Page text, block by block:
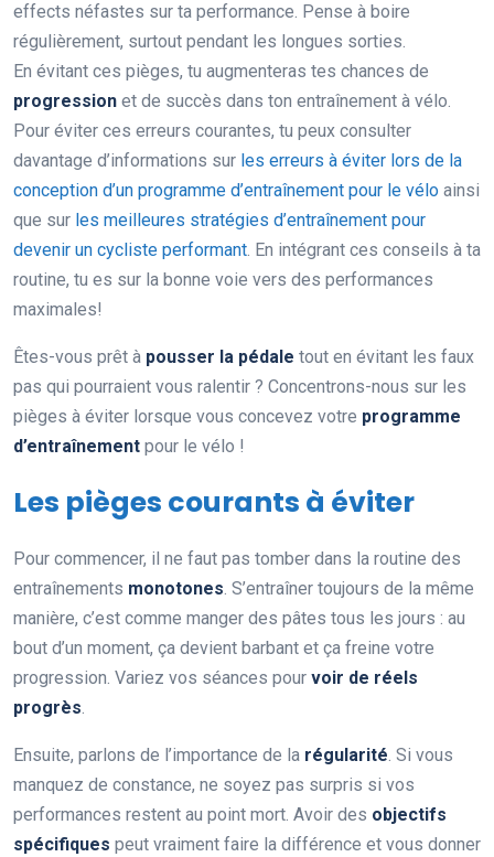
effects néfastes sur ta performance. Pense à boire
régulièrement, surtout pendant les longues sorties.
En évitant ces pièges, tu augmenteras tes chances de
progression et de succès dans ton entraînement à vélo.
Pour éviter ces erreurs courantes, tu peux consulter
davantage d’informations sur les erreurs à éviter lors de la
conception d’un programme d’entraînement pour le vélo ainsi
que sur les meilleures stratégies d’entraînement pour
devenir un cycliste performant. En intégrant ces conseils à ta
routine, tu es sur la bonne voie vers des performances
maximales!
Êtes-vous prêt à pousser la pédale tout en évitant les faux
pas qui pourraient vous ralentir ? Concentrons-nous sur les
pièges à éviter lorsque vous concevez votre programme
d’entraînement pour le vélo !
Les pièges courants à éviter
Pour commencer, il ne faut pas tomber dans la routine des
entraînements monotones. S’entraîner toujours de la même
manière, c’est comme manger des pâtes tous les jours : au
bout d’un moment, ça devient barbant et ça freine votre
progression. Variez vos séances pour voir de réels
progrès.
Ensuite, parlons de l’importance de la régularité. Si vous
manquez de constance, ne soyez pas surpris si vos
performances restent au point mort. Avoir des objectifs
spécifiques peut vraiment faire la différence et vous donner